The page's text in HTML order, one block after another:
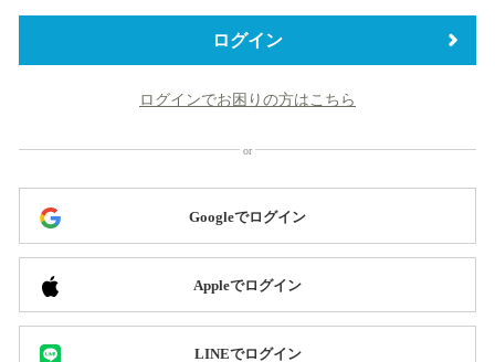
替
ログイン
ログインでお困りの方はこちら
Googleでログイン
Appleでログイン
LINEでログイン